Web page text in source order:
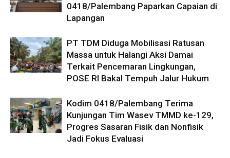
0418/Palembang Paparkan Capaian di
Lapangan
PT TDM Diduga Mobilisasi Ratusan
Massa untuk Halangi Aksi Damai
Terkait Pencemaran Lingkungan,
POSE RI Bakal Tempuh Jalur Hukum
Kodim 0418/Palembang Terima
Kunjungan Tim Wasev TMMD ke-129,
Progres Sasaran Fisik dan Nonfisik
Jadi Fokus Evaluasi